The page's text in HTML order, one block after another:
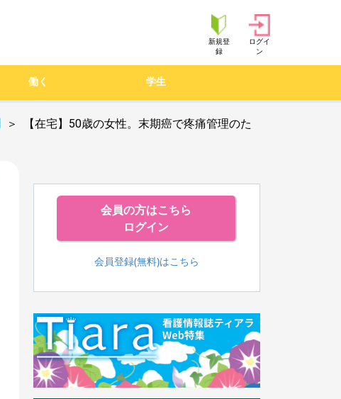
新規登
録
ログイ
ン
働く 学生
＞ 【在宅】50歳の女性。末期癌で疼痛管理のた
会員の方はこちら
ログイン
会員登録(無料)はこちら